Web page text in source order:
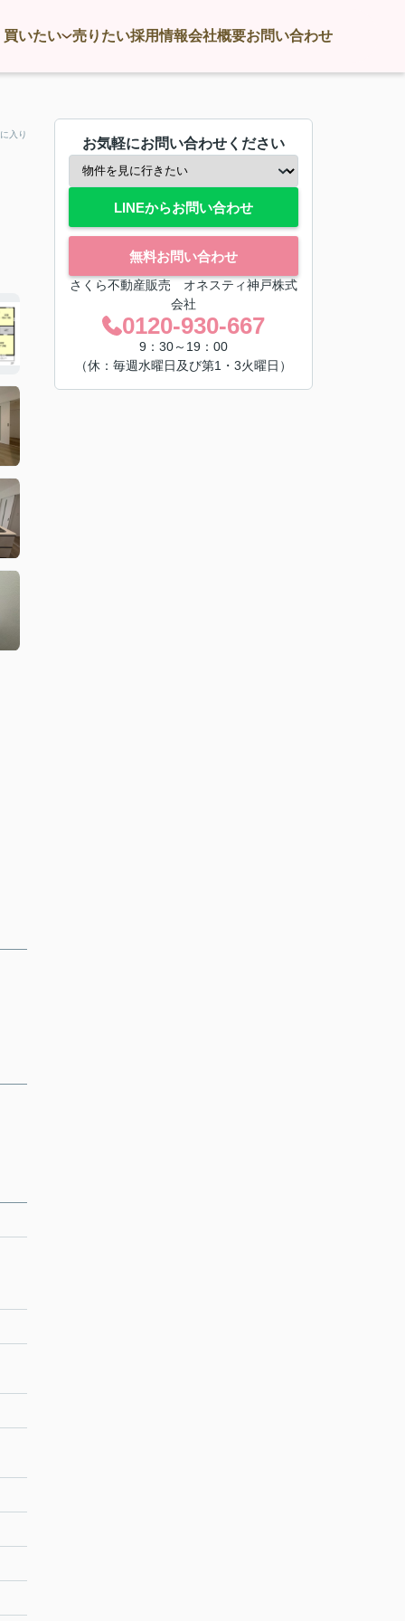
買いたい 売りたい採用情報会社概要お問い合わせ
入り
お気軽にお問い合わせください
LINEからお問い合わせ
無料お問い合わせ
さくら不動産販売 オネスティ神戸株式
会社
0120-930-667
9：30～19：00
（休：毎週水曜日及び第1・3火曜日）